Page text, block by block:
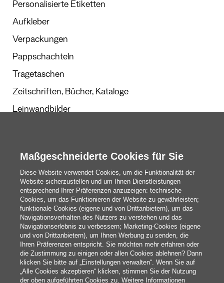
Personalisierte Etiketten
Aufkleber
Verpackungen
Pappschachteln
Tragetaschen
Zeitschriften, Bücher, Kataloge
Leinwandbilder
Redaktion
Das Sind Wir
blog@pixartprinting.com
Maßgeschneiderte Cookies für Sie
Diese Website verwendet Cookies, um die Funktionalität der
Website sicherzustellen und um Ihnen Dienstleistungen
entsprechend Ihrer Präferenzen anzuzeigen: technische
Cookies, um das Funktionieren der Website zu gewährleisten;
funktionale Cookies (eigene und von Drittanbietern), um das
Navigationsverhalten des Nutzers zu verstehen und das
Navigationserlebnis zu verbessern; Marketing-Cookies (eigene
und von Drittanbietern), um Ihnen Werbung zu senden, die
Ihren Präferenzen entspricht. Sie möchten mehr erfahren oder
die Zustimmung zu einigen oder allen Cookies ablehnen? Dann
klicken Sie bitte auf „Einstellungen verwalten“. Wenn Sie auf
„Alle Cookies akzeptieren“ klicken, stimmen Sie der Nutzung
der oben aufgeführten Cookies zu. Weitere Informationen